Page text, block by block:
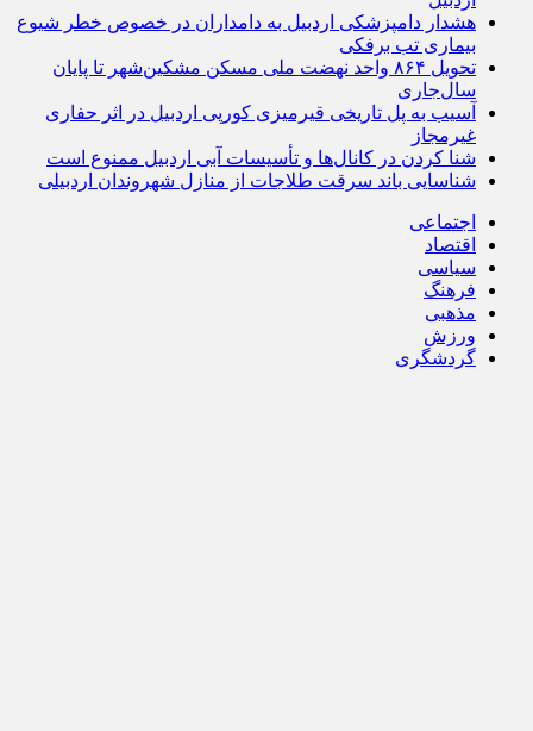
هشدار دامپزشکی اردبیل به دامداران در خصوص خطر شیوع
بیماری تب برفکی
تحویل ۸۶۴ واحد نهضت ملی مسکن مشکین‌شهر تا پایان
سال‌جاری
آسیب به پل تاریخی قیرمیزی کورپی اردبیل در اثر حفاری
غیرمجاز
شنا کردن در کانال‌ها و تأسیسات آبی اردبیل ممنوع است
شناسایی باند سرقت طلاجات از منازل شهروندان اردبیلی
اجتماعی
اقتصاد
سیاسی
فرهنگ
مذهبی
ورزش
گردشگری